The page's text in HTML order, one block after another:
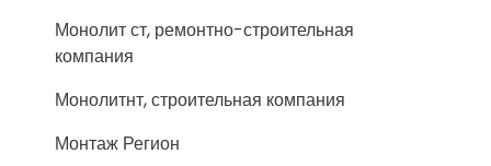
Монолит ст, ремонтно-строительная
компания
Монолитнт, строительная компания
Монтаж Регион